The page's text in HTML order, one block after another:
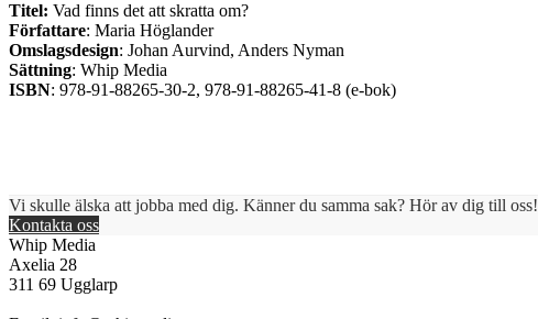
Titel: Vad finns det att skratta om?
Författare: Maria Höglander
Omslagsdesign: Johan Aurvind, Anders Nyman
Sättning: Whip Media
ISBN: 978-91-88265-30-2, 978-91-88265-41-8 (e-bok)
Vi skulle älska att jobba med dig. Känner du samma sak? Hör av dig till oss!
Kontakta oss
Whip Media
Axelia 28
311 69 Ugglarp